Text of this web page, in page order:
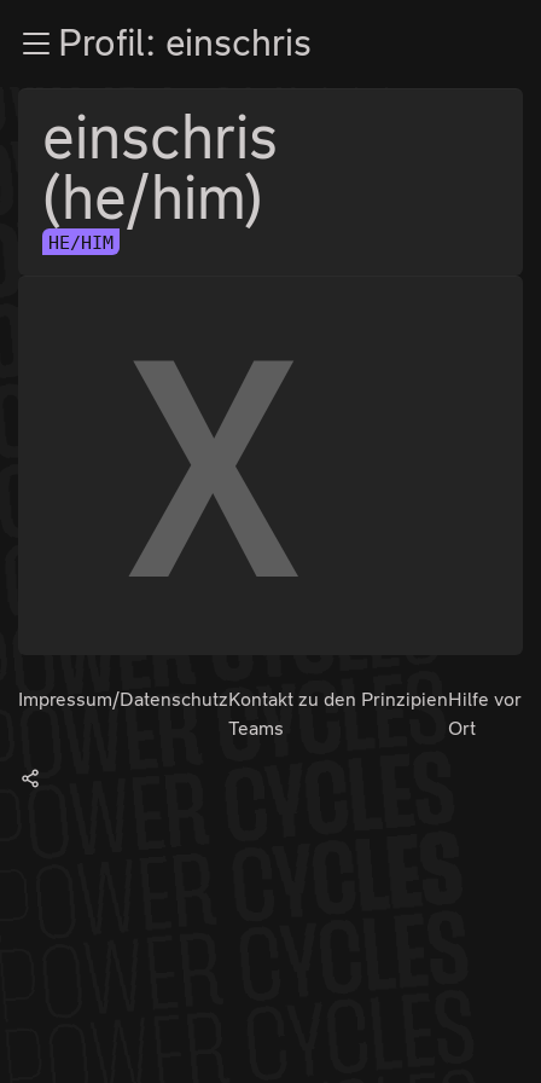
Zum InhaltProfil: einschris
einschris
(he/him)
HE/HIM
Impressum/DatenschutzKontakt zu den
Teams
PrinzipienHilfe vor
Ort